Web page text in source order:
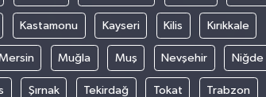
Kastamonu Kayseri Kilis Kırıkkale
Muğla Muş Nevşehir Niğde
Şırnak Tekirdağ Tokat Trabzon